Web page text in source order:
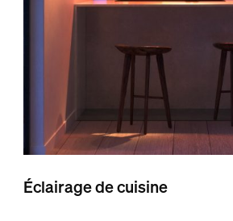
Éclairage de cuisine